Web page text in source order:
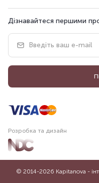
Дізнавайтеся першими
Розробка та дизайн
© 2014-2026 Kapitanova -